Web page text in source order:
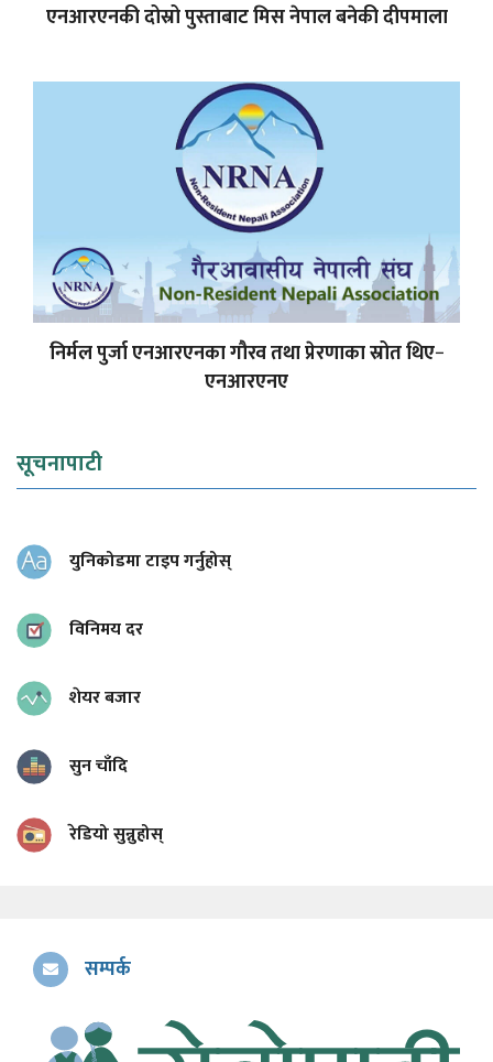
एनआरएनकी दोस्रो पुस्ताबाट मिस नेपाल बनेकी दीपमाला
निर्मल पुर्जा एनआरएनका गौरव तथा प्रेरणाका स्रोत थिए−
एनआरएनए
सूचनापाटी
युनिकोडमा टाइप गर्नुहोस्
विनिमय दर
शेयर बजार
सुन चाँदि
रेडियो सुन्नुहोस्
सम्पर्क